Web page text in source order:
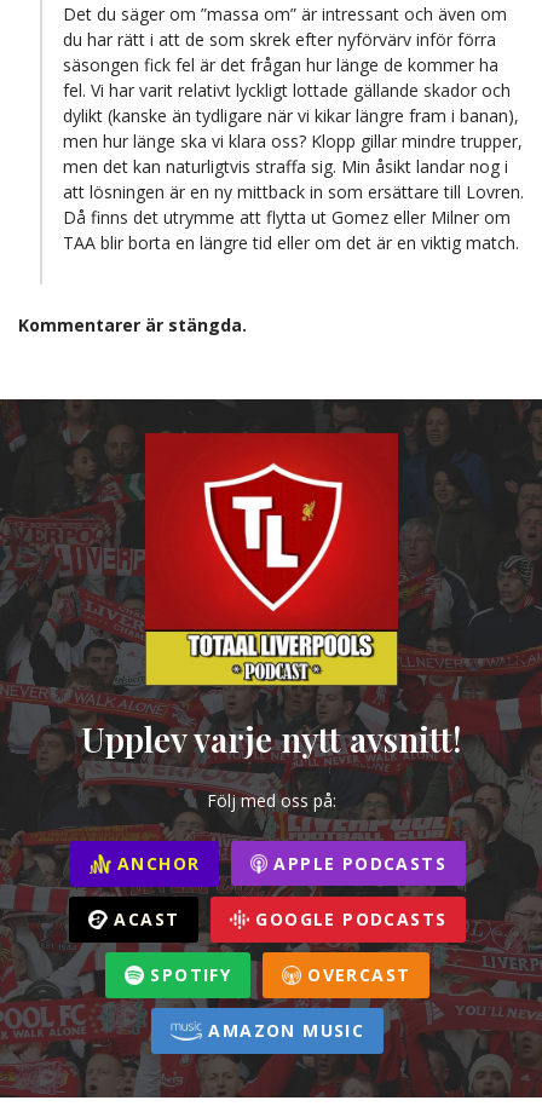
Det du säger om ”massa om” är intressant och även om
du har rätt i att de som skrek efter nyförvärv inför förra
säsongen fick fel är det frågan hur länge de kommer ha
fel. Vi har varit relativt lyckligt lottade gällande skador och
dylikt (kanske än tydligare när vi kikar längre fram i banan),
men hur länge ska vi klara oss? Klopp gillar mindre trupper,
men det kan naturligtvis straffa sig. Min åsikt landar nog i
att lösningen är en ny mittback in som ersättare till Lovren.
Då finns det utrymme att flytta ut Gomez eller Milner om
TAA blir borta en längre tid eller om det är en viktig match.
Kommentarer är stängda.
Upplev varje nytt avsnitt!
Följ med oss på:
ANCHOR APPLE PODCASTS
ACAST GOOGLE PODCASTS
SPOTIFY OVERCAST
AMAZON MUSIC